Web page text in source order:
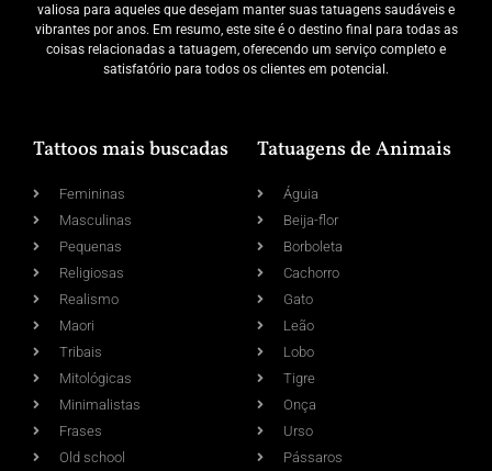
valiosa para aqueles que desejam manter suas tatuagens saudáveis e
vibrantes por anos. Em resumo, este site é o destino final para todas as
coisas relacionadas a tatuagem, oferecendo um serviço completo e
satisfatório para todos os clientes em potencial.
Tattoos mais buscadas
Femininas
Masculinas
Pequenas
Religiosas
Realismo
Maori
Tribais
Mitológicas
Minimalistas
Frases
Old school
Tatuagens de Animais
Águia
Beija-flor
Borboleta
Cachorro
Gato
Leão
Lobo
Tigre
Onça
Urso
Pássaros